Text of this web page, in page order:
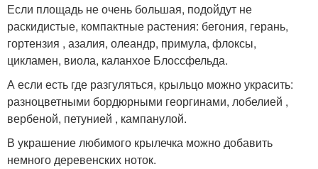
Если площадь не очень большая, подойдут не
раскидистые, компактные растения: бегония, герань,
гортензия , азалия, олеандр, примула, флоксы,
цикламен, виола, каланхое Блоссфельда.
А если есть где разгуляться, крыльцо можно украсить:
разноцветными бордюрными георгинами, лобелией ,
вербеной, петунией , кампанулой.
В украшение любимого крылечка можно добавить
немного деревенских ноток.